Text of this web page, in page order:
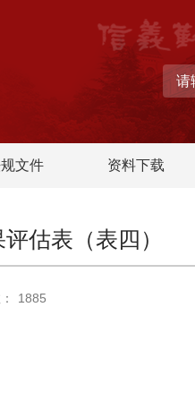
文件 资料下载
估表（表四）
1885